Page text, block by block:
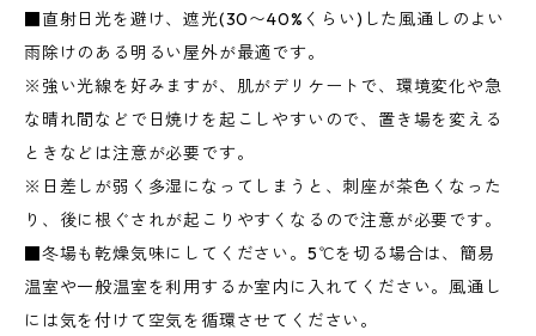
■直射日光を避け、遮光(30〜40%くらい)した風通しのよい
雨除けのある明るい屋外が最適です。
※強い光線を好みますが、肌がデリケートで、環境変化や急
な晴れ間などで日焼けを起こしやすいので、置き場を変える
ときなどは注意が必要です。
※日差しが弱く多湿になってしまうと、刺座が茶色くなった
り、後に根ぐされが起こりやすくなるので注意が必要です。
■冬場も乾燥気味にしてください。5℃を切る場合は、簡易
温室や一般温室を利用するか室内に入れてください。風通し
には気を付けて空気を循環させてください。